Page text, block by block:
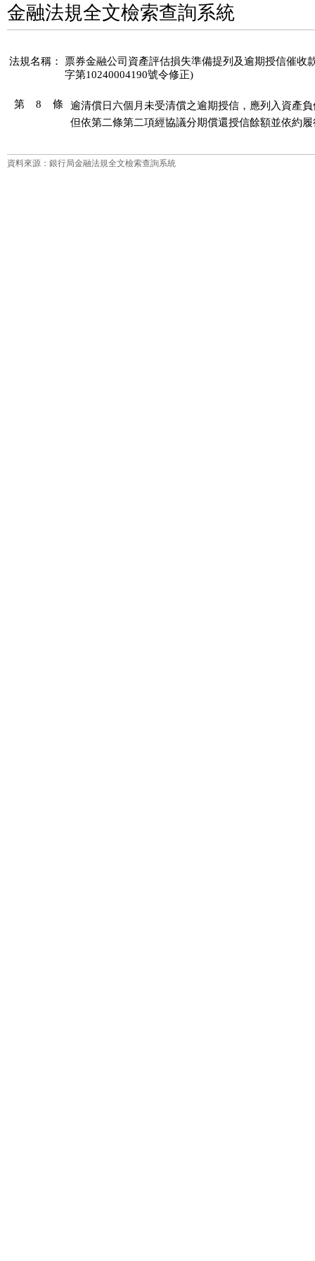
金融法規全文檢索查詢系統
法規名稱：
票券金融公司資產評估損失準備提列及逾期授信催收
字第10240004190號令修正)
第 8 條
逾清償日六個月未受清償之逾期授信，應列入資產
但依第二條第二項經協議分期償還授信餘額並依約
資料來源：銀行局金融法規全文檢索查詢系統